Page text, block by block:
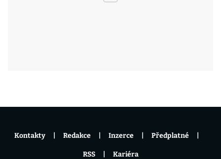
Kontakty Redakce Inzerce Předplatné
RSS Kariéra